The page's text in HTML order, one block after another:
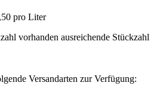
pro Liter
ausreichende Stückzahl
Versandarten zur Verfügung: